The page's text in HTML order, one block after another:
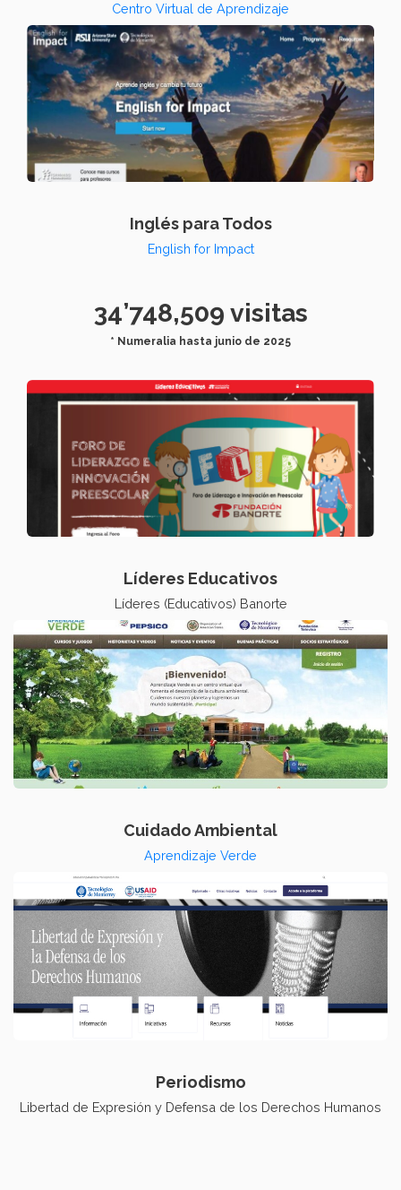
Centro Virtual de Aprendizaje
Inglés para Todos
English for Impact
34’748,509 visitas
* Numeralia hasta junio de 2025
Líderes Educativos
Líderes (Educativos) Banorte
Cuidado Ambiental
Aprendizaje Verde
Periodismo
Libertad de Expresión y Defensa de los Derechos Humanos